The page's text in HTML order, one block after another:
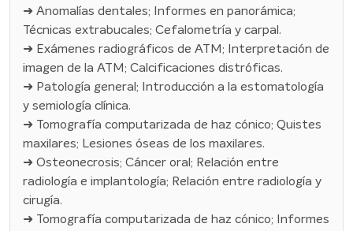
➜ Anomalías dentales; Informes en panorámica;
Técnicas extrabucales; Cefalometría y carpal.
➜ Exámenes radiográficos de ATM; Interpretación de
imagen de la ATM; Calcificaciones distróficas.
➜ Patología general; Introducción a la estomatología
y semiología clínica.
➜ Tomografía computarizada de haz cónico; Quistes
maxilares; Lesiones óseas de los maxilares.
➜ Osteonecrosis; Cáncer oral; Relación entre
radiología e implantología; Relación entre radiología y
cirugía.
➜ Tomografía computarizada de haz cónico; Informes